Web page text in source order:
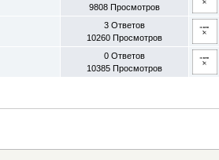
9808 Просмотров
3 Ответов
10260 Просмотров
0 Ответов
10385 Просмотров